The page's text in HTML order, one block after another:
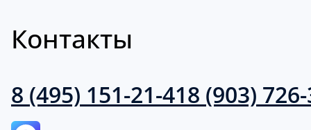
Контакты
8 (495) 151-21-418 (903)